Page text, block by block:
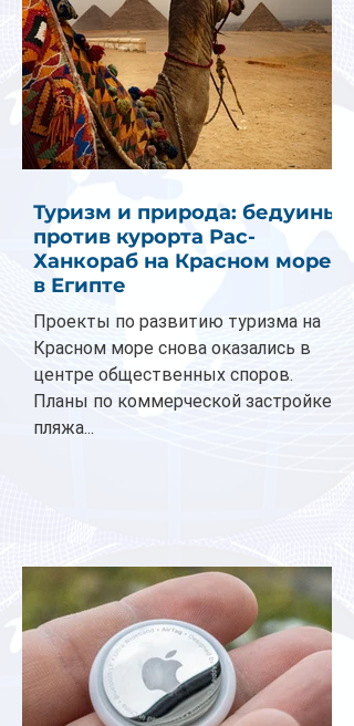
Туризм и природа: бедуины
против курорта Рас-
Ханкораб на Красном море
в Египте
Проекты по развитию туризма на
Красном море снова оказались в
центре общественных споров.
Планы по коммерческой застройке
пляжа...